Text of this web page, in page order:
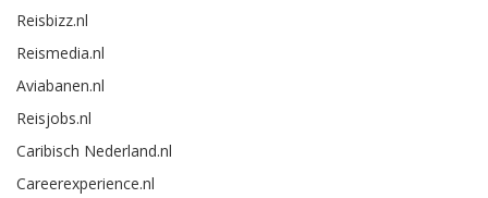
Reisbizz.nl
Reismedia.nl
Aviabanen.nl
Reisjobs.nl
Caribisch Nederland.nl
Careerexperience.nl